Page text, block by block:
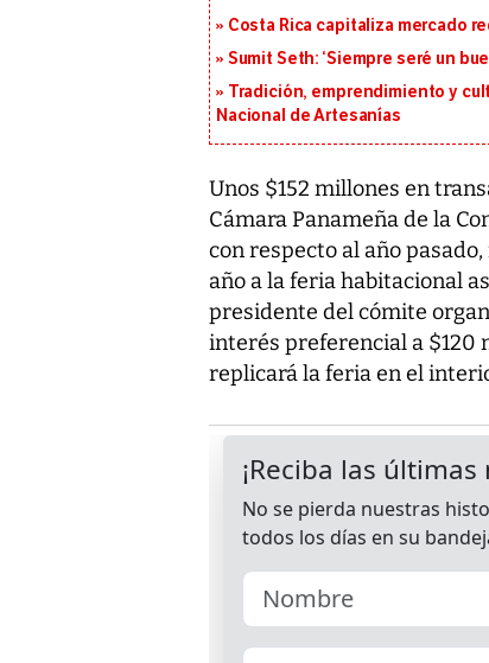
Costa Rica capitaliza mercado
Sumit Seth: ‘Siempre seré un
Tradición, emprendimiento y
Nacional de Artesanías
Unos $152 millones en
Cámara Panameña de la
con respecto al año
año a la feria habitacional
presidente del cómite
interés preferencial a $120
replicará la feria en el